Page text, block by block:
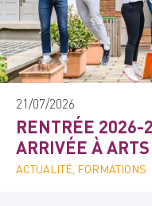
21/07/2026
RENTRÉE 2026-
ARRIVÉE À
ACTUALITÉ, FORMATIONS